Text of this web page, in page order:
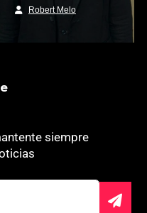
Robert Melo
siempre